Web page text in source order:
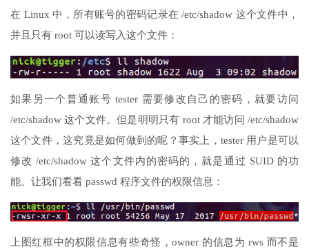
在 Linux 中，所有账号的密码记录在 /etc/shadow 这个文件中，
并且只有 root 可以读写入这个文件：
如果另一个普通账号 tester 需要修改自己的密码，就要访问
/etc/shadow 这个文件。但是明明只有 root 才能访问 /etc/shadow
这个文件，这究竟是如何做到的呢？事实上，tester 用户是可以
修改 /etc/shadow 这个文件内的密码的，就是通过 SUID 的功
能。让我们看看 passwd 程序文件的权限信息：
上图红框中的权限信息有些奇怪，owner 的信息为 rws 而不是